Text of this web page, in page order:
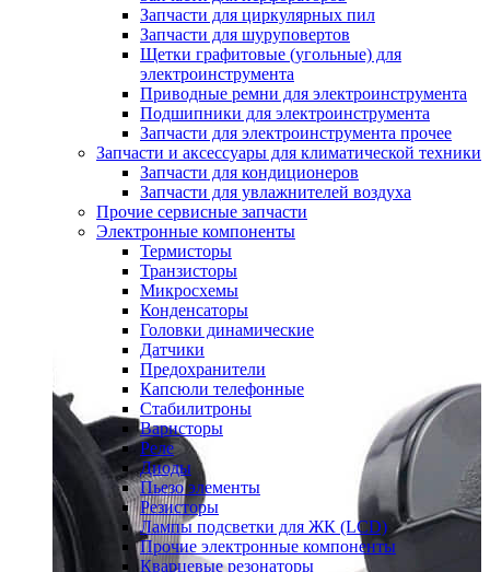
Запчасти для циркулярных пил
Запчасти для шуруповертов
Щетки графитовые (угольные) для
электроинструмента
Приводные ремни для электроинструмента
Подшипники для электроинструмента
Запчасти для электроинструмента прочее
Запчасти и аксессуары для климатической техники
Запчасти для кондиционеров
Запчасти для увлажнителей воздуха
Прочие сервисные запчасти
Электронные компоненты
Термисторы
Транзисторы
Микросхемы
Конденсаторы
Головки динамические
Датчики
Предохранители
Капсюли телефонные
Стабилитроны
Варисторы
Реле
Диоды
Пьезо элементы
Резисторы
Лампы подсветки для ЖК (LCD)
Прочие электронные компоненты
Кварцевые резонаторы